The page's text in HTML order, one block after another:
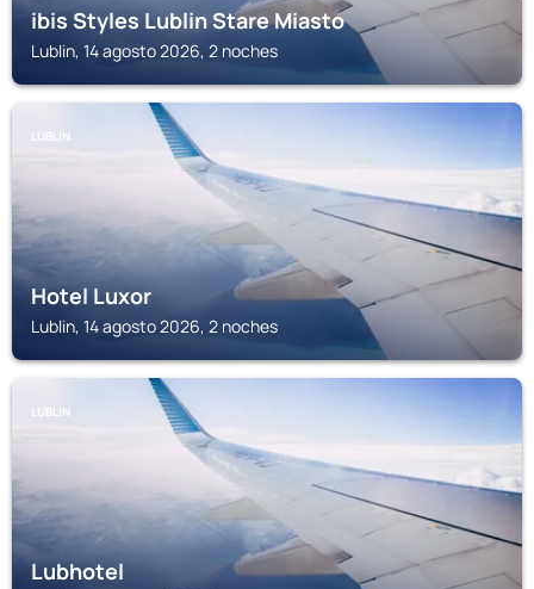
ibis Styles Lublin Stare Miasto
Lublin, 14 agosto 2026, 2 noches
LUBLIN
Hotel Luxor
Lublin, 14 agosto 2026, 2 noches
LUBLIN
Lubhotel